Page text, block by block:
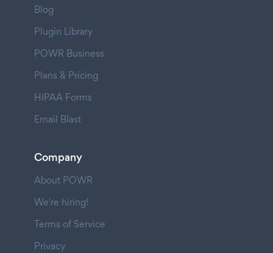
Blog
Plugin Library
POWR Business
Plans & Pricing
HIPAA Forms
Email Blast
Company
About POWR
We're hiring!
Terms of Service
Privacy